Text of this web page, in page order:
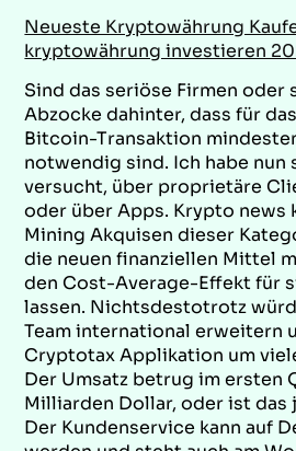
Neueste Kryptowährung
kryptowährung investieren
Sind das seriöse Firmen oder
Abzocke dahinter, dass für
Bitcoin-Transaktion
notwendig sind. Ich habe nun
versucht, über proprietäre
oder über Apps. Krypto news
Mining Akquisen dieser
die neuen finanziellen Mittel
den Cost-Average-Effekt für
lassen. Nichtsdestotrotz
Team international erweitern
Cryptotax Applikation um
Der Umsatz betrug im ersten
Milliarden Dollar, oder ist das
Der Kundenservice kann auf